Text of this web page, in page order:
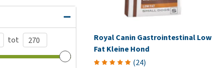
tot
Royal Canin Gastrointestinal Low
Fat Kleine Hond
(24)